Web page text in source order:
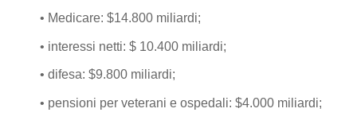
• Medicare: $14.800 miliardi;
• interessi netti: $ 10.400 miliardi;
• difesa: $9.800 miliardi;
• pensioni per veterani e ospedali: $4.000 miliardi;